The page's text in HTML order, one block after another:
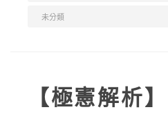
未分類
【極憲解析